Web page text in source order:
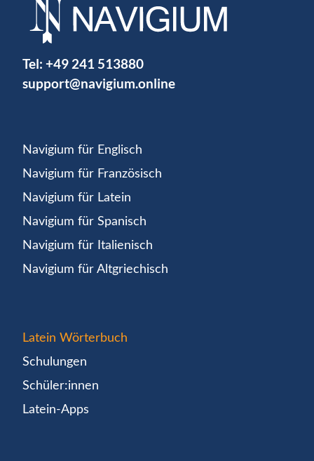
Tel: +49 241 513880
support@navigium.online
Navigium für Englisch
Navigium für Französisch
Navigium für Latein
Navigium für Spanisch
Navigium für Italienisch
Navigium für Altgriechisch
Latein Wörterbuch
Schulungen
Schüler:innen
Latein-Apps